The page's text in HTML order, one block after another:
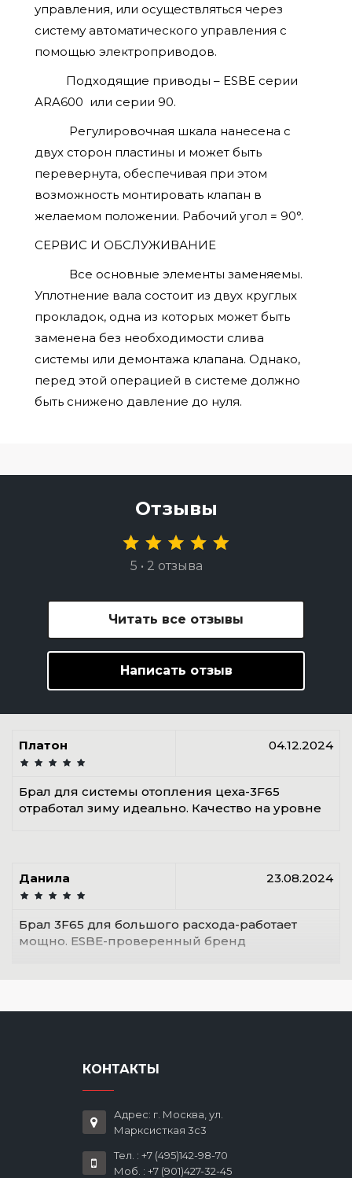
управления, или осуществляться через
систе­му автоматического управления с
помощью электроприво­дов.
Подходящие приводы – ESBE серии
ARA600 или серии 90.
Регулировочная шкала нанесена с
двух сторон плас­тины и может быть
перевернута, обеспечивая при этом
возможность монтировать клапан в
желаемом положении. Рабочий угол = 90°.
СЕРВИС И ОБСЛУЖИВАНИЕ
Все основные элементы заменяемы.
Уплотнение вала состоит из двух круглых
прокладок, одна из которых может быть
заменена без необходимости слива
системы или демонтажа клапана. Однако,
перед этой операцией в системе должно
быть снижено давление до нуля.
Отзывы
5 • 2 отзыва
Читать все отзывы
Написать отзыв
Платон 04.12.2024
Брал для системы отопления цеха-3F65
отработал зиму идеально. Качество на уровне
Данила 23.08.2024
Брал 3F65 для большого расхода-работает
мощно. ESBE-проверенный бренд
КОНТАКТЫ
Адрес: г. Москва, ул.
Марксисткая 3с3
Тел. : +7 (495)142-98-70
Моб. : +7 (901)427-32-45